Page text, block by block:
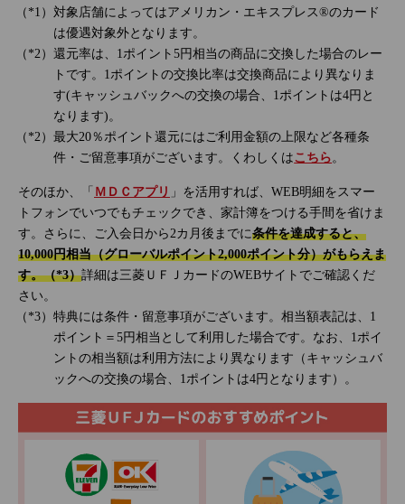
対象店舗によってはアメリカン・エキスプレス®のカード
は優遇対象外となります。
還元率は、1ポイント5円相当の商品に交換した場合のレー
トです。1ポイントの交換比率は交換商品により異なりま
す(キャッシュバックへの交換の場合、1ポイントは4円と
なります)。
最大20％ポイント還元にはご利用金額の上限など各種条
件・ご留意事項がございます。くわしくはこちら。
そのほか、「 ＭＤＣアプリ 」を活用すれば、WEB明細をスマー
トフォンでいつでもチェックでき、家計簿をつける手間を省けま
す。さらに、ご入会日から2カ月後までに条件を達成すると、
10,000円相当（グローバルポイント2,000ポイント分）がもらえま
す。（*3）詳細は三菱ＵＦＪカードのWEBサイトでご確認くだ
さい。
特典には条件・留意事項がございます。相当額表記は、1
ポイント＝5円相当として利用した場合です。なお、1ポイ
ントの相当額は利用方法により異なります（キャッシュバ
ックへの交換の場合、1ポイントは4円となります）。